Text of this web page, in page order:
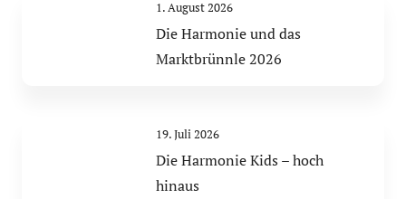
1. August 2026
Die Harmonie und das
Marktbrünnle 2026
19. Juli 2026
Die Harmonie Kids – hoch
hinaus